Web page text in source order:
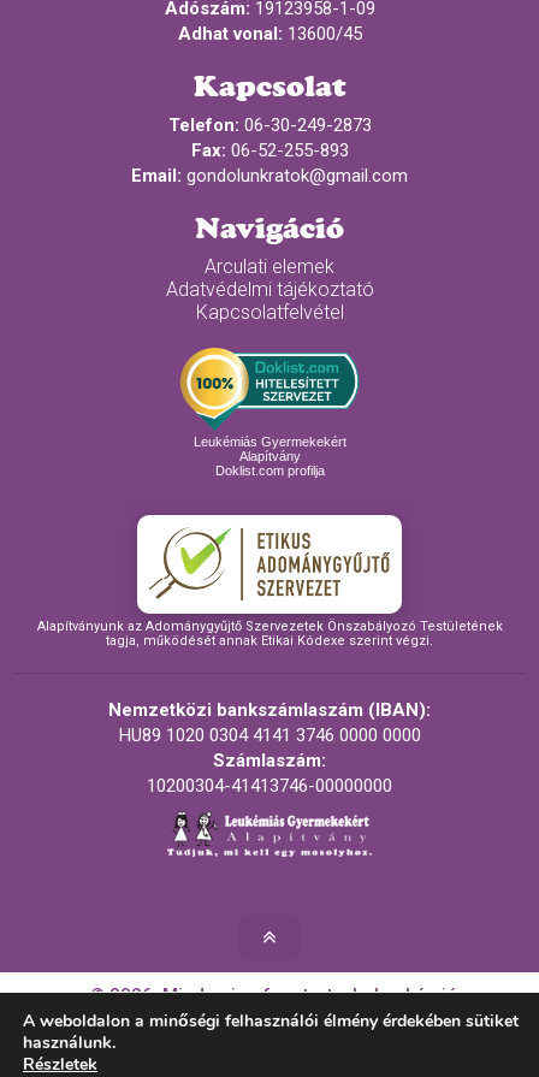
Adószám: 19123958-1-09
Adhat vonal: 13600/45
Kapcsolat
Telefon: 06-30-249-2873
Fax: 06-52-255-893
Email: gondolunkratok@gmail.com
Navigáció
Arculati elemek
Adatvédelmi tájékoztató
Kapcsolatfelvétel
Leukémiás Gyermekekért
Alapítvány
Doklist.com profilja
Alapítványunk az Adománygyűjtő Szervezetek Önszabályozó Testületének
tagja, működését annak Etikai Kódexe szerint végzi.
Nemzetközi bankszámlaszám (IBAN):
HU89 1020 0304 4141 3746 0000 0000
Számlaszám:
10200304-41413746-00000000
© 2026. Minden jog fenntartva! - Leukémiás
Gyermekekért Alapítvány
A weboldalon a minőségi felhasználói élmény érdekében sütiket
használunk.
Részletek